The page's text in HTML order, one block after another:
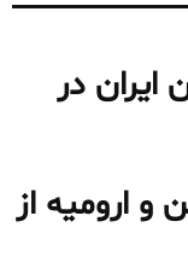
ایران در
و ارومیه از